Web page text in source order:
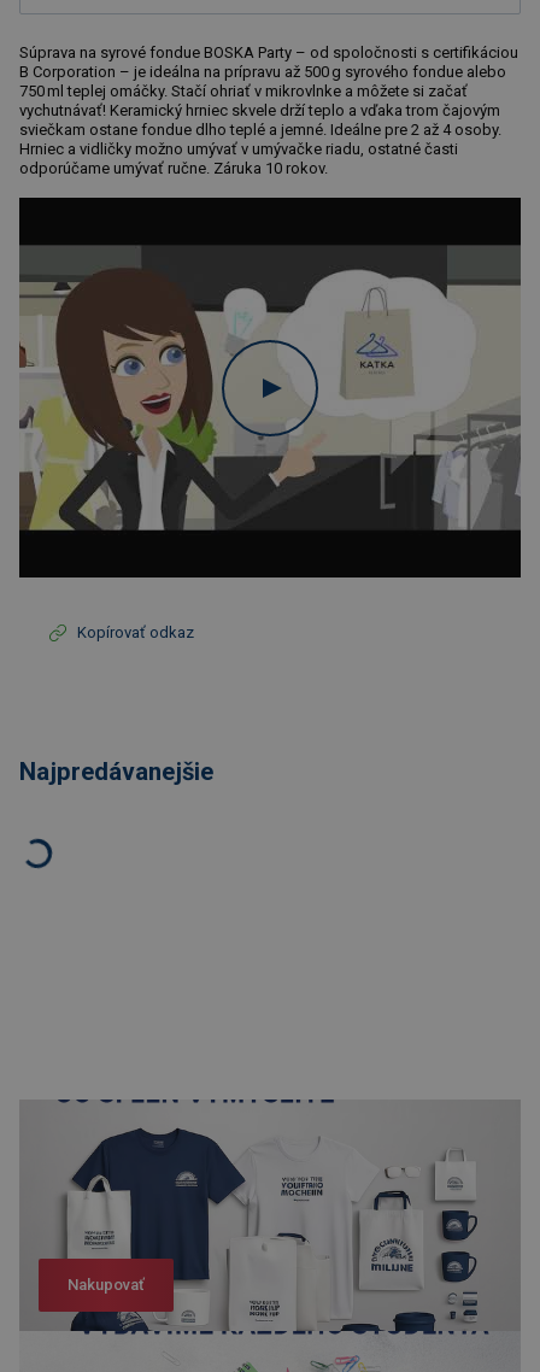
Súprava na syrové fondue BOSKA Party – od spoločnosti s certifikáciou
B Corporation – je ideálna na prípravu až 500 g syrového fondue alebo
750 ml teplej omáčky. Stačí ohriať v mikrovlnke a môžete si začať
vychutnávať! Keramický hrniec skvele drží teplo a vďaka trom čajovým
sviečkam ostane fondue dlho teplé a jemné. Ideálne pre 2 až 4 osoby.
Hrniec a vidličky možno umývať v umývačke riadu, ostatné časti
odporúčame umývať ručne. Záruka 10 rokov.
Kopírovať odkaz
Najpredávanejšie
Nakupovať